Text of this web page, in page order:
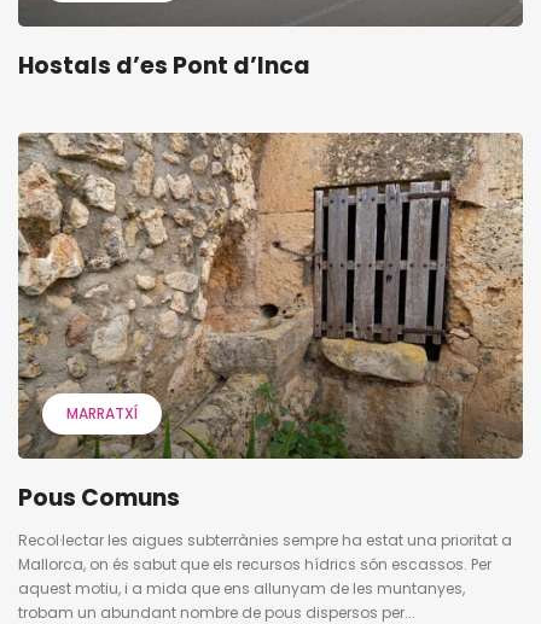
Hostals d’es Pont d’Inca
MARRATXÍ
Pous Comuns
Recol·lectar les aigues subterrànies sempre ha estat una prioritat a
Mallorca, on és sabut que els recursos hídrics són escassos. Per
aquest motiu, i a mida que ens allunyam de les muntanyes,
trobam un abundant nombre de pous dispersos per...